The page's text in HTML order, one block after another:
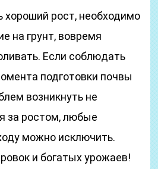
хороший рост, необходимо
на грунт, вовремя
Если соблюдать
подготовки почвы
возникнуть не
за ростом, любые
можно исключить.
и богатых урожаев!